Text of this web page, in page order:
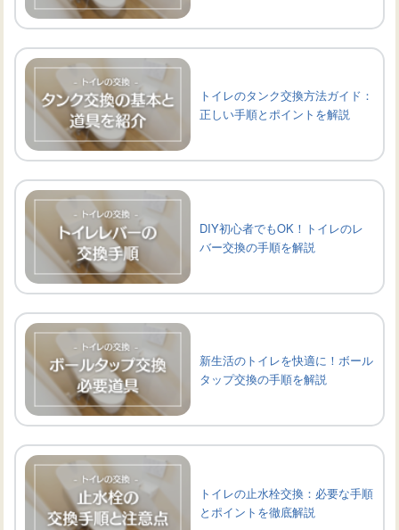
トイレのタンク交換方法ガイド：
正しい手順とポイントを解説
DIY初心者でもOK！トイレのレ
バー交換の手順を解説
新生活のトイレを快適に！ボール
タップ交換の手順を解説
トイレの止水栓交換：必要な手順
とポイントを徹底解説